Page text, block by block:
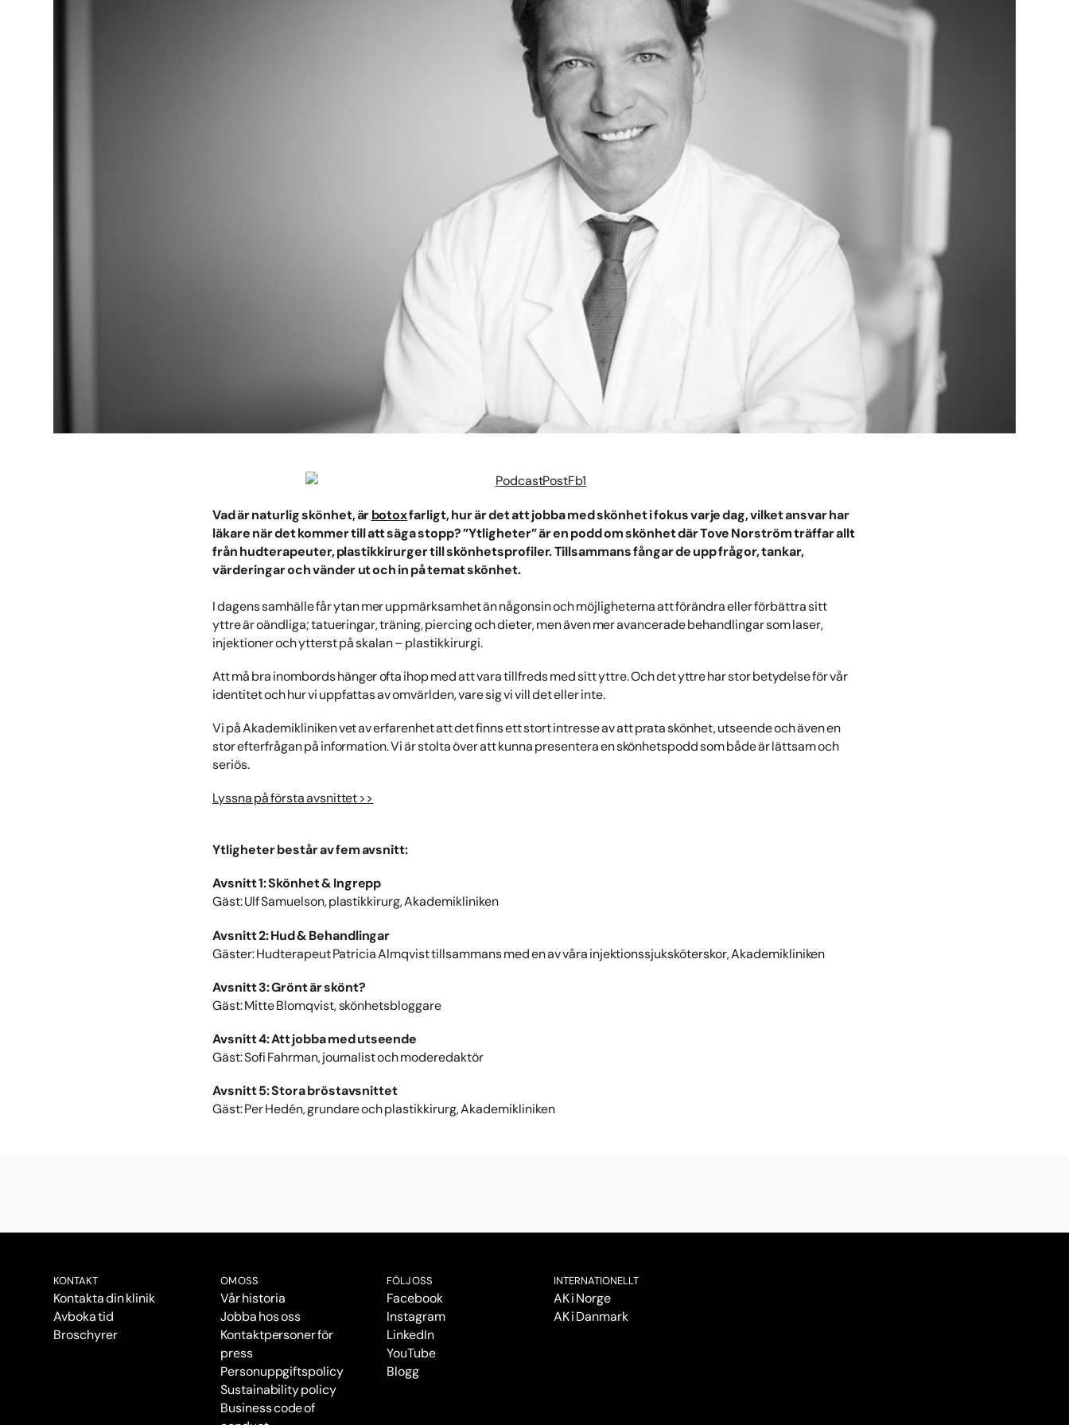
Vad är naturlig skönhet, ärbotoxfarligt, hur är det att jobba med skönhet i fokus varje dag, vilket ansvar har
läkare när det kommer till att säga stopp? ”Ytligheter” är en podd om skönhet där Tove Norström träffar allt
från hudterapeuter, plastikkirurger till skönhetsprofiler. Tillsammans fångar de upp frågor, tankar,
värderingar och vänder ut och in på temat skönhet.
I dagens samhälle får ytan mer uppmärksamhet än någonsin och möjligheterna att förändra eller förbättra sitt
yttre är oändliga; tatueringar, träning, piercing och dieter, men även mer avancerade behandlingar som laser,
injektioner och ytterst på skalan – plastikkirurgi.
Att må bra inombords hänger ofta ihop med att vara tillfreds med sitt yttre. Och det yttre har stor betydelse för vår
identitet och hur vi uppfattas av omvärlden, vare sig vi vill det eller inte.
Vi på Akademikliniken vet av erfarenhet att det finns ett stort intresse av att prata skönhet, utseende och även en
stor efterfrågan på information. Vi är stolta över att kunna presentera en skönhetspodd som både är lättsam och
seriös.
Lyssna på första avsnittet >>
Ytligheter består av fem avsnitt:
Avsnitt 1: Skönhet & Ingrepp
Gäst: Ulf Samuelson, plastikkirurg, Akademikliniken
Avsnitt 2: Hud & Behandlingar
Gäster: Hudterapeut Patricia Almqvist tillsammans med en av våra injektionssjuksköterskor, Akademikliniken
Avsnitt 3: Grönt är skönt?
Gäst: Mitte Blomqvist, skönhetsbloggare
Avsnitt 4: Att jobba med utseende
Gäst: Sofi Fahrman, journalist och moderedaktör
Avsnitt 5: Stora bröstavsnittet
Gäst: Per Hedén, grundare och plastikkirurg, Akademikliniken
KONTAKT
Kontakta din klinik
Avboka tid
Broschyrer
OM OSS
Vår historia
Jobba hos oss
Kontaktpersoner för
press
Personuppgiftspolicy
Sustainability policy
Business code of
FÖLJ OSS
Facebook
Instagram
LinkedIn
YouTube
Blogg
INTERNATIONELLT
AK i Norge
AK i Danmark